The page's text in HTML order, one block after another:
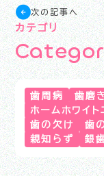
次の記事へ
カテゴリ
Categor
歯周病 歯磨
ホームホワイト
歯の欠け
歯
親知らず
銀